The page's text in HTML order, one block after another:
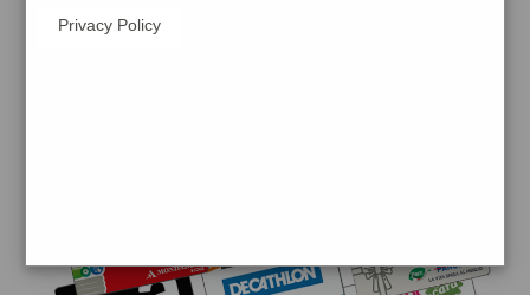
Privacy Policy